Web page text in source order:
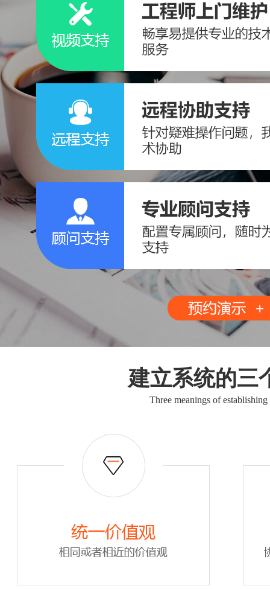
建立系统的三
Three meanings of establishing